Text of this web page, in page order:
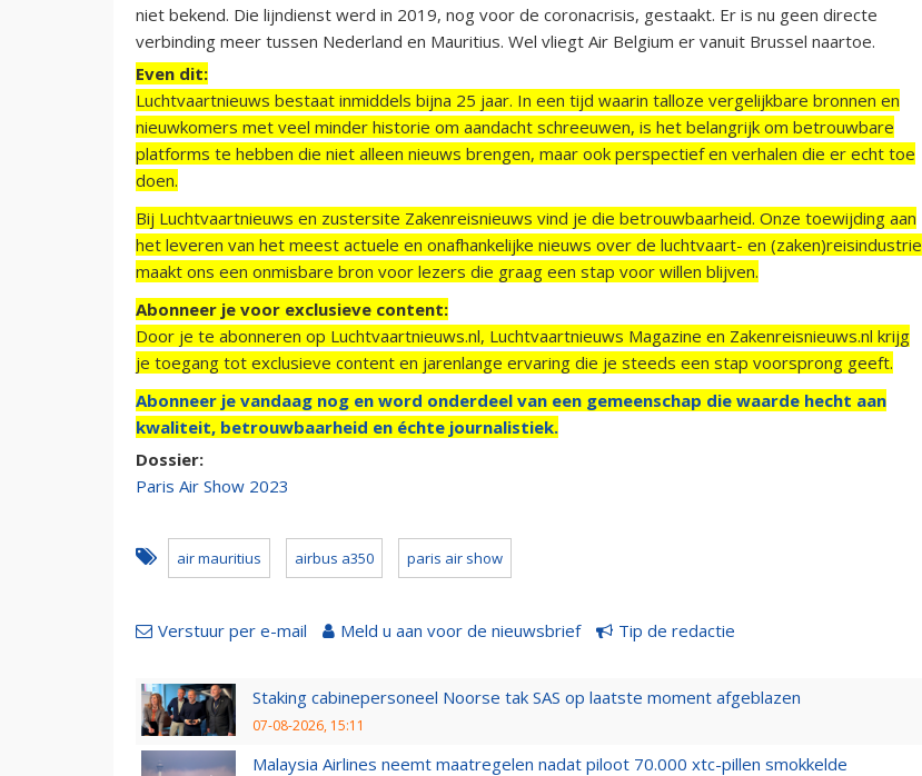
niet bekend. Die lijndienst werd in 2019, nog voor de coronacrisis, gestaakt. Er is nu geen directe
verbinding meer tussen Nederland en Mauritius. Wel vliegt Air Belgium er vanuit Brussel naartoe.
Even dit:
Luchtvaartnieuws bestaat inmiddels bijna 25 jaar. In een tijd waarin talloze vergelijkbare bronnen en
nieuwkomers met veel minder historie om aandacht schreeuwen, is het belangrijk om betrouwbare
platforms te hebben die niet alleen nieuws brengen, maar ook perspectief en verhalen die er echt toe
doen.
Bij Luchtvaartnieuws en zustersite Zakenreisnieuws vind je die betrouwbaarheid. Onze toewijding aan
het leveren van het meest actuele en onafhankelijke nieuws over de luchtvaart- en (zaken)reisindustrie
maakt ons een onmisbare bron voor lezers die graag een stap voor willen blijven.
Abonneer je voor exclusieve content:
Door je te abonneren op Luchtvaartnieuws.nl, Luchtvaartnieuws Magazine en Zakenreisnieuws.nl krijg
je toegang tot exclusieve content en jarenlange ervaring die je steeds een stap voorsprong geeft.
Abonneer je vandaag nog en word onderdeel van een gemeenschap die waarde hecht aan
kwaliteit, betrouwbaarheid en échte journalistiek.
Dossier:
Paris Air Show 2023
air mauritius airbus a350 paris air show
Verstuur per e-mail Meld u aan voor de nieuwsbrief Tip de redactie
Staking cabinepersoneel Noorse tak SAS op laatste moment afgeblazen
07-08-2026, 15:11
Malaysia Airlines neemt maatregelen nadat piloot 70.000 xtc-pillen smokkelde